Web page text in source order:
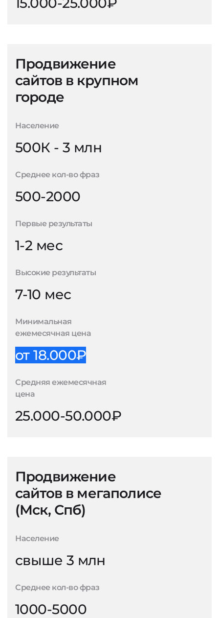
Продвижение
сайтов в крупном
городе
Население
500К - 3 млн
Среднее кол-во фраз
500-2000
Первые результаты
1-2 мес
Высокие результаты
7-10 мес
Минимальная
ежемесячная цена
от 18.000₽
Средняя ежемесячная
цена
25.000-50.000₽
Продвижение
сайтов в мегаполисе
(Мск, Спб)
Население
свыше 3 млн
Среднее кол-во фраз
1000-5000